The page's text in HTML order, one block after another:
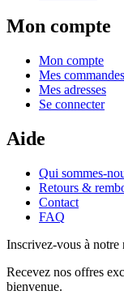
Mon compte
Mon compte
Mes commandes
Mes adresses
Se connecter
Aide
Qui sommes-
Retours &
Contact
FAQ
Inscrivez-vous à notre
Recevez nos offres
bienvenue.